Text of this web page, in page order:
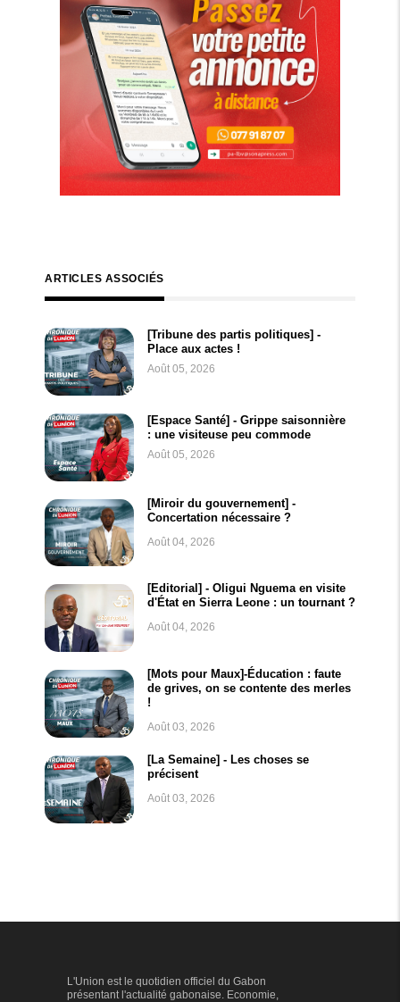
ARTICLES ASSOCIÉS
[Tribune des partis politiques] -
Place aux actes !
Août 05, 2026
[Espace Santé] - Grippe saisonnière
: une visiteuse peu commode
Août 05, 2026
[Miroir du gouvernement] -
Concertation nécessaire ?
Août 04, 2026
[Editorial] - Oligui Nguema en visite
d'État en Sierra Leone : un tournant ?
Août 04, 2026
[Mots pour Maux]-Éducation : faute
de grives, on se contente des merles
!
Août 03, 2026
[La Semaine] - Les choses se
précisent
Août 03, 2026
L'Union est le quotidien officiel du Gabon
présentant l'actualité gabonaise. Economie,